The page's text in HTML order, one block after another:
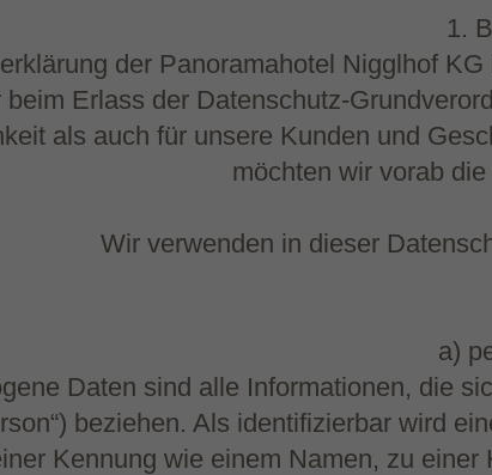
1.
der Panoramahotel Nigglhof
Erlass der Datenschutz-
als auch für unsere Kunden und
möchten wir vorab
Wir verwenden in dieser
a)
Daten sind alle Informationen, die
beziehen. Als identifizierbar wird
Kennung wie einem Namen, zu